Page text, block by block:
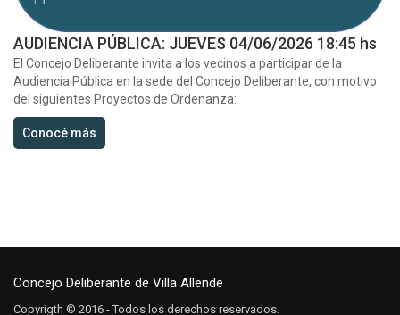
AUDIENCIA PÚBLICA: JUEVES 04/06/2026 18:45 hs
El Concejo Deliberante invita a los vecinos a participar de la
Audiencia Pública en la sede del Concejo Deliberante, con motivo
del siguientes Proyectos de Ordenanza:
Conocé más
Concejo Deliberante de Villa Allende
Copyrigth © 2016 - Todos los derechos reservados.